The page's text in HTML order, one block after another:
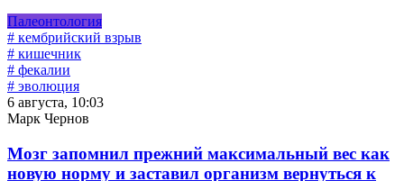
Палеонтология
# кембрийский взрыв
# кишечник
# фекалии
# эволюция
6 августа, 10:03
Марк Чернов
Мозг запомнил прежний максимальный вес как
новую норму и заставил организм вернуться к